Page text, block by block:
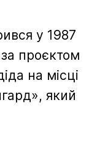
у 1987
проєктом
на місці
який